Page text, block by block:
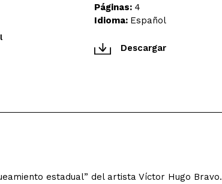
Páginas: 4
Idioma: Español
Descargar
estadual” del artista Víctor Hugo Bravo.